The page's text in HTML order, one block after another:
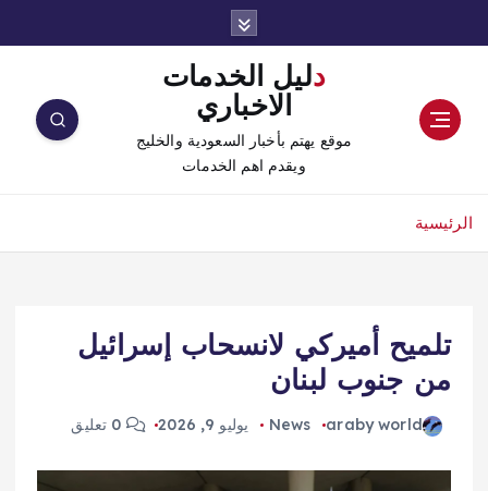
دليل الخدمات
الاخباري
موقع يهتم بأخبار السعودية والخليج
ويقدم اهم الخدمات
الرئيسية
تلميح أميركي لانسحاب إسرائيل
من جنوب لبنان
araby world
News يوليو 9, 2026